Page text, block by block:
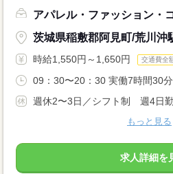
アパレル・ファッション・
茨城県稲敷郡阿見町/荒川沖
時給1,550円～1,650円 交通費全
09：30〜20：30 実働7時間30分
週休2〜3日／シフト制 週4日
もっと見る
求人詳細を